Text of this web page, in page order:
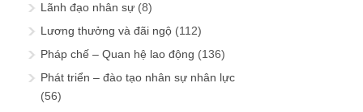
Lãnh đạo nhân sự (8)
Lương thưởng và đãi ngộ (112)
Pháp chế – Quan hệ lao động (136)
Phát triển – đào tạo nhân sự nhân lực
(56)